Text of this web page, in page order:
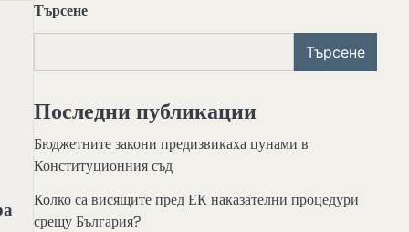
Търсене
Търсене
Последни публикации
Бюджетните закони предизвикаха цунами в
Конституционния съд
Колко са висящите пред ЕК наказателни процедури
срещу България?